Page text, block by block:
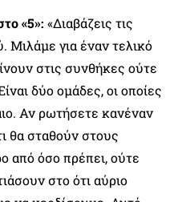
«5»: «Διαβάζεις τις
Μιλάμε για έναν τελικό
στις συνθήκες ούτε
δύο ομάδες, οι οποίες
Αν ρωτήσετε κανέναν
θα σταθούν στους
από όσο πρέπει, ούτε
στο ότι αύριο